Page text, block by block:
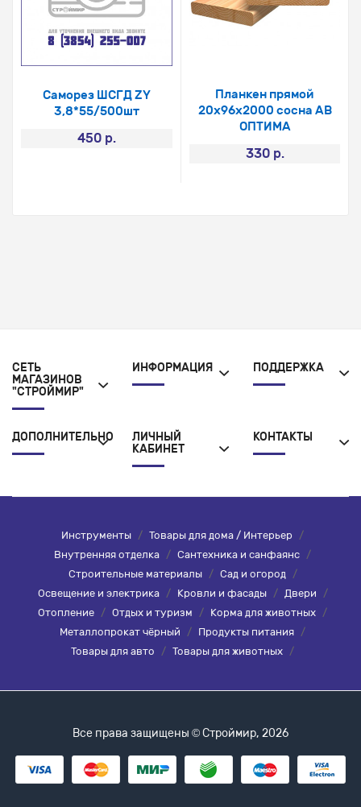
Саморез ШСГД ZY
3,8*55/500шт
450 р.
Планкен прямой
20х96х2000 сосна АВ
ОПТИМА
330 р.
СЕТЬ
МАГАЗИНОВ
"СТРОЙМИР"
ИНФОРМАЦИЯ ПОДДЕРЖКА
ДОПОЛНИТЕЛЬНО
ЛИЧНЫЙ
КАБИНЕТ
КОНТАКТЫ
Инструменты / Товары для дома / Интерьер /
Внутренняя отделка / Сантехника и санфаянс /
Строительные материалы
/ Сад и огород
/
Освещение и электрика
/ Кровли и фасады / Двери
/
Отопление / Отдых и туризм / Корма для животных /
Металлопрокат чёрный
/ Продукты питания /
Товары для авто
/ Товары для животных /
Все права защищены © Строймир, 2026